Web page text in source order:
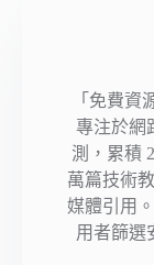
「免費資
專注於網
測，累積
萬篇技術
媒體引用
用者篩選